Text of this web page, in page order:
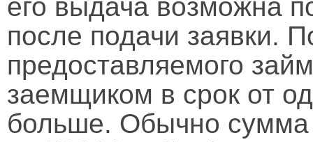
его выдача возможна
после подачи заявки.
предоставляемого
заемщиком в срок от
больше. Обычно сумма